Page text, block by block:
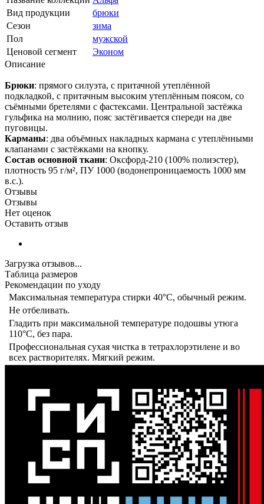
Вид продукции
брюки
Сезон
зима
Пол
мужской
Ценовой сегмент
Эконом
Описание
Брюки: прямого силуэта, с притачной утеплённой
подкладкой, с притачным высоким утеплённым поясом, со
съёмными бретелями с фастексами. Центральной застёжка
гульфика на молнию, пояс застёгивается спереди на две
пуговицы.
Карманы: два объёмных накладных кармана с утеплёнными
клапанами с застёжками на кнопку.
Состав основной ткани: Оксфорд-210 (100% полиэстер),
плотность 95 г/м², ПУ 1000 (водонепроницаемость 1000 мм
в.с.).
Отзывы
Отзывы
Нет оценок
Оставить отзыв
Загрузка отзывов...
Таблица размеров
Рекомендации по уходу
Максимальная температура стирки 40°C, обычный режим.
Не отбеливать.
Гладить при максимальной температуре подошвы утюга
110°C, без пара.
Профессиональная сухая чистка в тетрахлорэтилене и во
всех растворителях. Мягкий режим.